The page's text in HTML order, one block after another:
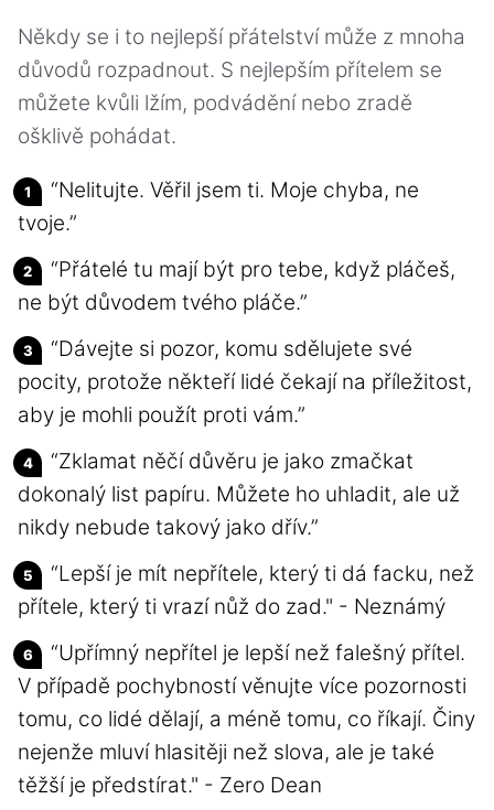
Někdy se i to nejlepší přátelství může z mnoha
důvodů rozpadnout. S nejlepším přítelem se
můžete kvůli lžím, podvádění nebo zradě
ošklivě pohádat.
“Nelitujte. Věřil jsem ti. Moje chyba, ne
tvoje.”
“Přátelé tu mají být pro tebe, když pláčeš,
ne být důvodem tvého pláče.”
“Dávejte si pozor, komu sdělujete své
pocity, protože někteří lidé čekají na příležitost,
aby je mohli použít proti vám.”
“Zklamat něčí důvěru je jako zmačkat
dokonalý list papíru. Můžete ho uhladit, ale už
nikdy nebude takový jako dřív.”
“Lepší je mít nepřítele, který ti dá facku, než
přítele, který ti vrazí nůž do zad." - Neznámý
“Upřímný nepřítel je lepší než falešný přítel.
V případě pochybností věnujte více pozornosti
tomu, co lidé dělají, a méně tomu, co říkají. Činy
nejenže mluví hlasitěji než slova, ale je také
těžší je předstírat." - Zero Dean